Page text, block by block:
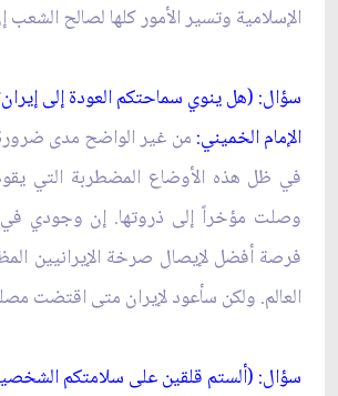
الإسلامية وتسير الأمور كلها لصالح الشعب
سؤال: (هل ينوي سماحتكم العودة إلى
الإمام الخميني: من غير الواضح مدى ضرورة
في ظل هذه الأوضاع المضطربة التي
وصلت مؤخراً إلى ذروتها. إن وجودي
فرصة أفضل لإيصال صرخة الإيرانيين
العالم. ولكن سأعود لإيران متى اقتضت
سؤال: (ألستم قلقين على سلامتكم